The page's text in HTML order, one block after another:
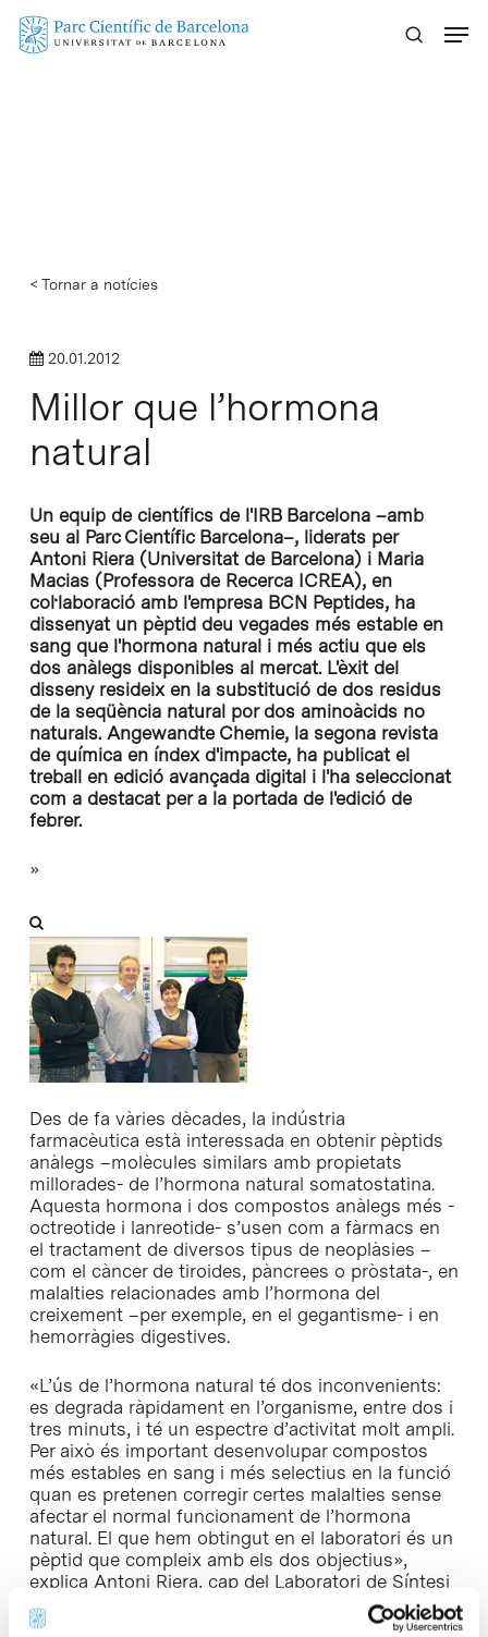
Skip
< Tornar a notícies
20.01.2012
Millor que l’hormona
natural
Un equip de científics de l'IRB Barcelona –amb
seu al Parc Científic Barcelona–, liderats per
Antoni Riera (Universitat de Barcelona) i Maria
Macias (Professora de Recerca ICREA), en
col·laboració amb l'empresa BCN Peptides, ha
dissenyat un pèptid deu vegades més estable en
sang que l'hormona natural i més actiu que els
dos anàlegs disponibles al mercat. L'èxit del
disseny resideix en la substitució de dos residus
de la seqüència natural por dos aminoàcids no
naturals. Angewandte Chemie, la segona revista
de química en índex d'impacte, ha publicat el
treball en edició avançada digital i l'ha seleccionat
com a destacat per a la portada de l'edició de
febrer.
»
Des de fa vàries dècades, la indústria
farmacèutica està interessada en obtenir pèptids
anàlegs –molècules similars amb propietats
millorades- de l’hormona natural somatostatina.
Aquesta hormona i dos compostos anàlegs més -
octreotide i lanreotide- s’usen com a fàrmacs en
el tractament de diversos tipus de neoplàsies –
com el càncer de tiroides, pàncrees o pròstata-, en
malalties relacionades amb l’hormona del
creixement –per exemple, en el gegantisme- i en
hemorràgies digestives.
«L’ús de l’hormona natural té dos inconvenients:
es degrada ràpidament en l’organisme, entre dos i
tres minuts, i té un espectre d’activitat molt ampli.
Per això és important desenvolupar compostos
més estables en sang i més selectius en la funció
quan es pretenen corregir certes malalties sense
afectar el normal funcionament de l’hormona
natural. El que hem obtingut en el laboratori és un
pèptid que compleix amb els dos objectius»,
explica Antoni Riera, cap del Laboratori de Síntesi
Asimètrica de l’IRB Barcelona on s’ha sintetitzat el
nou compost.